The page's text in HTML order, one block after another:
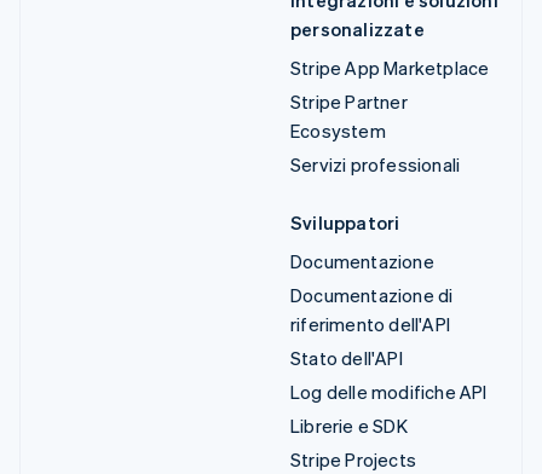
personalizzate
Stripe App Marketplace
Stripe Partner
Ecosystem
Servizi professionali
Sviluppatori
Documentazione
Documentazione di
riferimento dell'API
Stato dell'API
Log delle modifiche API
Librerie e SDK
Stripe Projects